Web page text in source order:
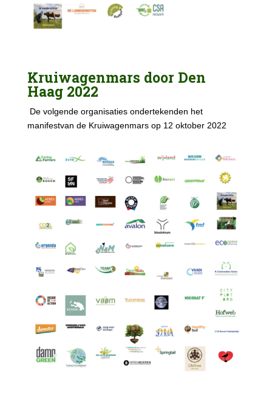
Kruiwagenmars door Den
Haag 2022
De volgende organisaties ondertekenden het
manifestvan de Kruiwagenmars op 12 oktober 2022